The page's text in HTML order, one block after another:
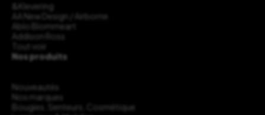
&Klevering
AA New Design / Airborne
Ablo Blommeart
Addison Ross
Tout voir
Nos produits
Nouveautés
Nos marques
Bougies, Senteurs, Cosmétique